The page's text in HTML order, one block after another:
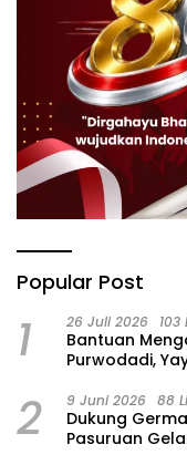
Popular Post
1 26 Juli 2026 103
‎Bantuan
Purwodadi,
2 9 Juni 2026 88
Dukung
Pasuruan